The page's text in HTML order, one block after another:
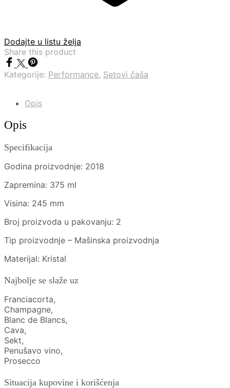
Dodajte u listu želja
Share this product
Kategorije: Performance, Setovi čaša
Opis
Opis
Specifikacija
Godina proizvodnje: 2018
Zapremina: 375 ml
Visina: 245 mm
Broj proizvoda u pakovanju: 2
Tip proizvodnje – Mašinska proizvodnja
Materijal: Kristal
Najbolje se slaže uz
Franciacorta,
Champagne,
Blanc de Blancs,
Cava,
Sekt,
Penušavo vino,
Prosecco
Situacija kupovine i korišćenja